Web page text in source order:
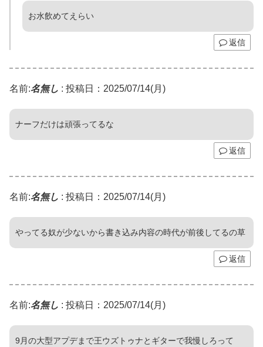
お水飲めてえらい
返信
名前:名無し : 投稿日：2025/07/14(月)
ナーフだけは頑張ってるな
返信
名前:名無し : 投稿日：2025/07/14(月)
やってる奴が少ないから書き込み内容の時代が前後してるの草
返信
名前:名無し : 投稿日：2025/07/14(月)
9月の大型アプデまで王ウズトゥナとギターで我慢しろって